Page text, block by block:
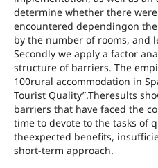
determine whether there
encountered dependingon
by the number of rooms, and
Secondly we apply a factor
structure of barriers. The
100rural accommodation in
Tourist Quality”.Theresults
barriers that have faced the
time to devote to the tasks of
theexpected benefits,
short-term approach.